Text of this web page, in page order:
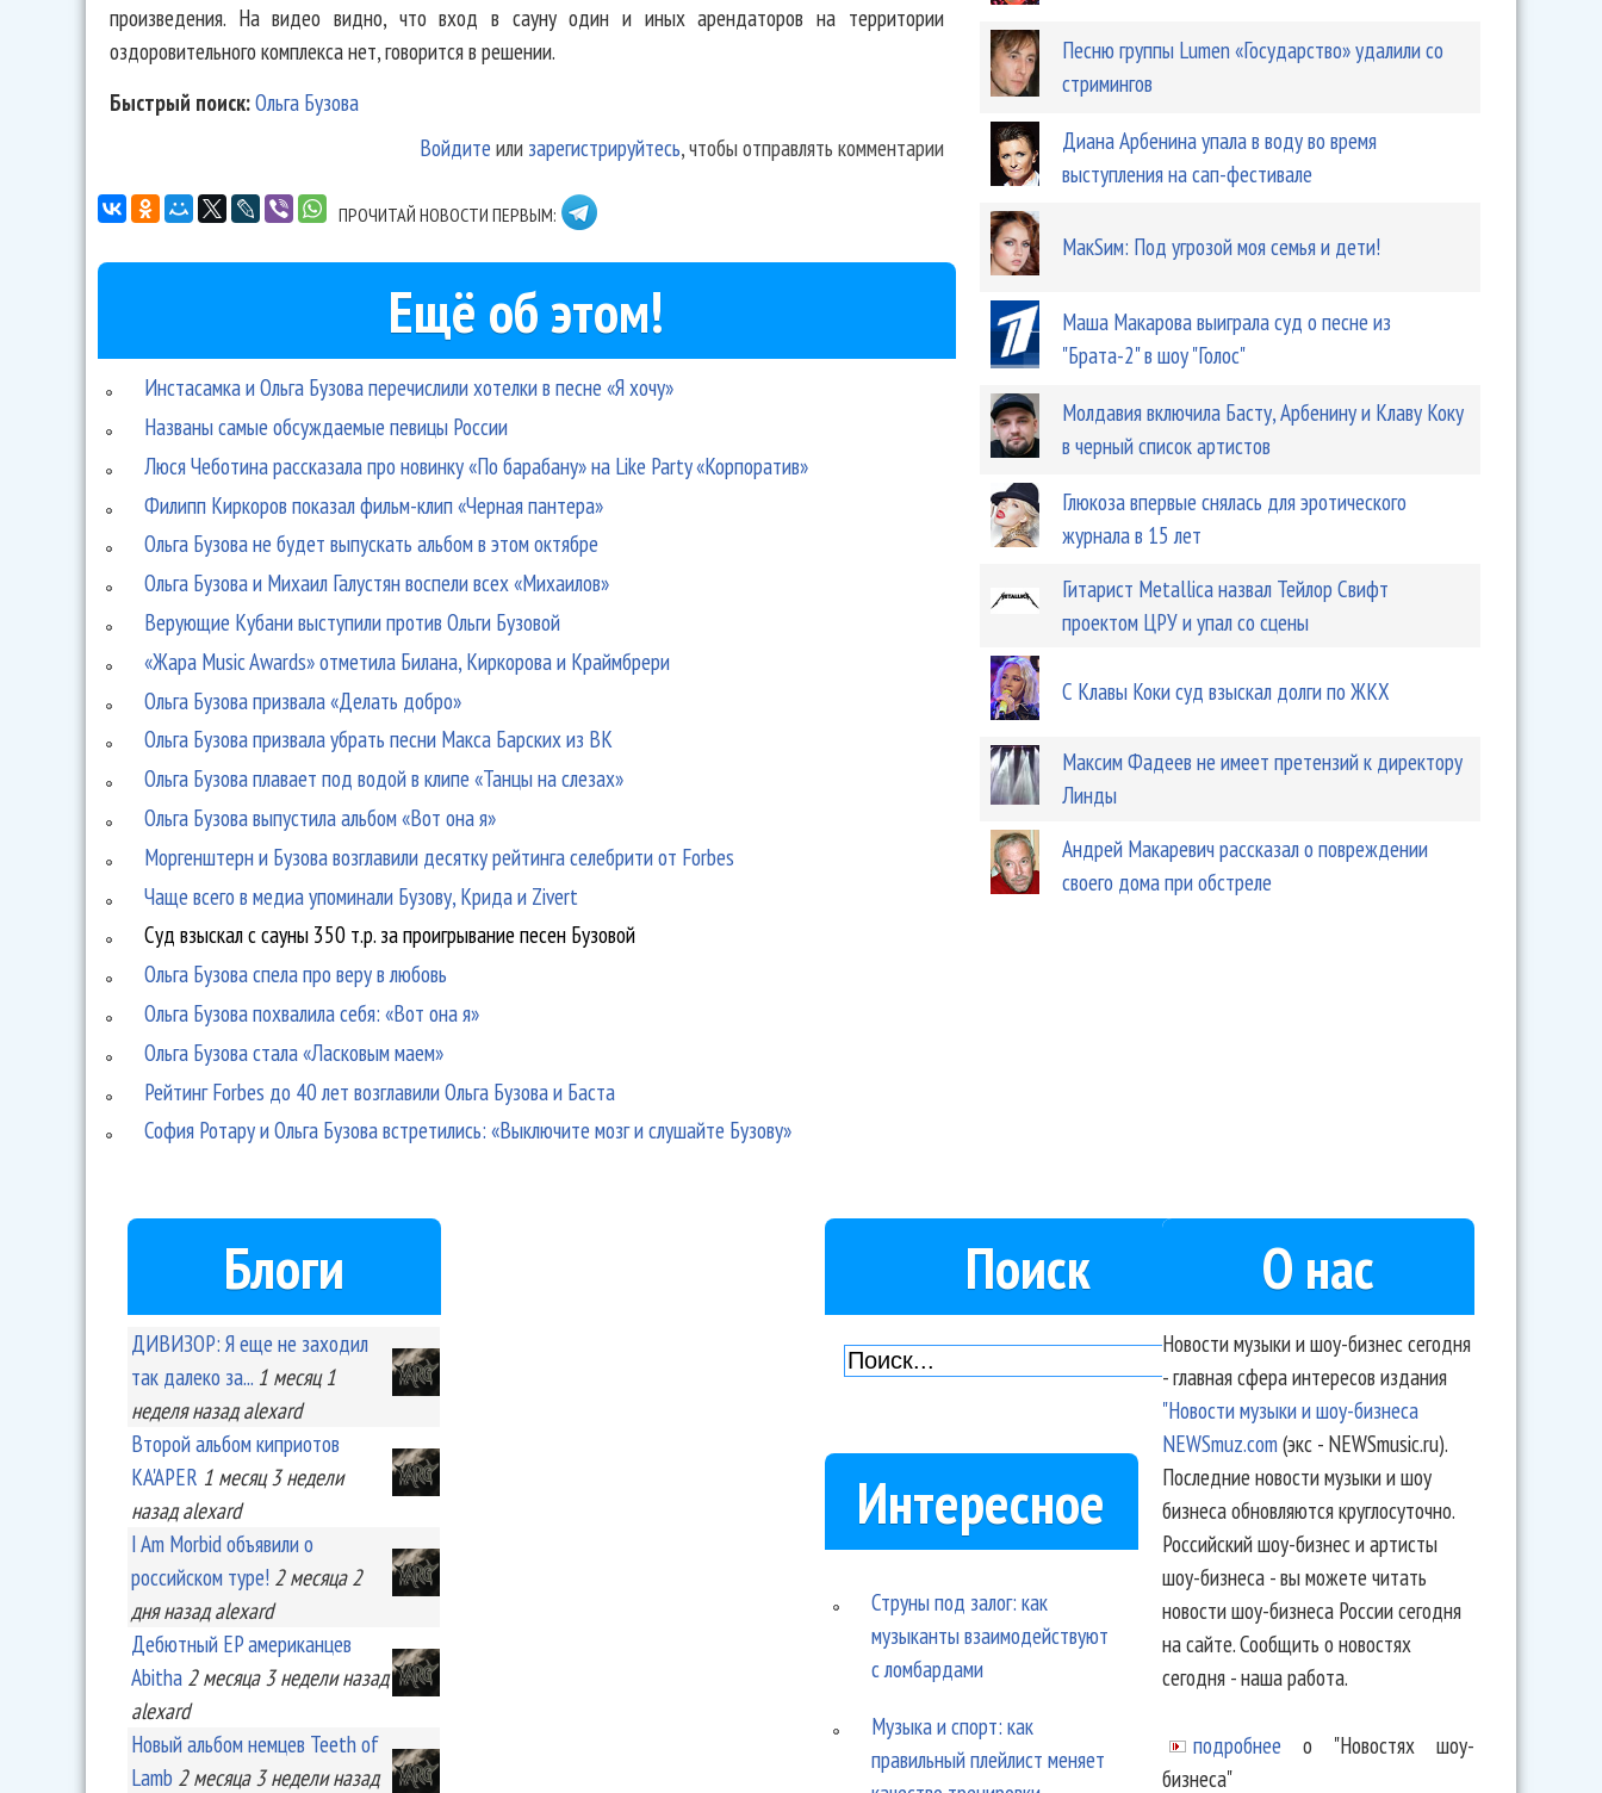
произведения. На видео видно, что вход в сауну один и иных арендаторов на территории
оздоровительного комплекса нет, говорится в решении.
Быстрый поиск:Ольга Бузова
Войдите или зарегистрируйтесь, чтобы отправлять комментарии
ПРОЧИТАЙ НОВОСТИ ПЕРВЫМ:
Ещё об этом!
Инстасамка и Ольга Бузова перечислили хотелки в песне «Я хочу»
Названы самые обсуждаемые певицы России
Люся Чеботина рассказала про новинку «По барабану» на Like Party «Корпоратив»
Филипп Киркоров показал фильм-клип «Черная пантера»
Ольга Бузова не будет выпускать альбом в этом октябре
Ольга Бузова и Михаил Галустян воспели всех «Михаилов»
Верующие Кубани выступили против Ольги Бузовой
«Жара Music Awards» отметила Билана, Киркорова и Краймбрери
Ольга Бузова призвала «Делать добро»
Ольга Бузова призвала убрать песни Макса Барских из ВК
Ольга Бузова плавает под водой в клипе «Танцы на слезах»
Ольга Бузова выпустила альбом «Вот она я»
Моргенштерн и Бузова возглавили десятку рейтинга селебрити от Forbes
Чаще всего в медиа упоминали Бузову, Крида и Zivert
Суд взыскал с сауны 350 т.р. за проигрывание песен Бузовой
Ольга Бузова спела про веру в любовь
Ольга Бузова похвалила себя: «Вот она я»
Ольга Бузова стала «Ласковым маем»
Рейтинг Forbes до 40 лет возглавили Ольга Бузова и Баста
София Ротару и Ольга Бузова встретились: «Выключите мозг и слушайте Бузову»
Песню группы Lumen «Государство» удалили со
стримингов
Диана Арбенина упала в воду во время
выступления на сап-фестивале
МакSим: Под угрозой моя семья и дети!
Маша Макарова выиграла суд о песне из
"Брата-2" в шоу "Голос"
Молдавия включила Басту, Арбенину и Клаву Коку
в черный список артистов
Глюкоза впервые снялась для эротического
журнала в 15 лет
Гитарист Metallica назвал Тейлор Свифт
проектом ЦРУ и упал со сцены
С Клавы Коки суд взыскал долги по ЖКХ
Максим Фадеев не имеет претензий к директору
Линды
Андрей Макаревич рассказал о повреждении
своего дома при обстреле
Блоги
ДИВИЗОР: Я еще не заходил
так далеко за... 1 месяц 1
неделяназад alexard
Второй альбом киприотов
KA'APER 1 месяц 3 недели
назад alexard
I Am Morbid объявили о
российском туре! 2 месяца 2
дняназад alexard
Дебютный EP американцев
Abitha 2 месяца 3 неделиназад
alexard
Новый альбом немцев Teeth of
Lamb 2 месяца 3 неделиназад
Поиск
Интересное
Струны под залог: как
музыканты взаимодействуют
с ломбардами
Музыка и спорт: как
правильный плейлист меняет
О нас
Новости музыки и шоу-бизнес сегодня
- главная сфера интересов издания
"Новости музыки и шоу-бизнеса
NEWSmuz.com(экс - NEWSmusic.ru).
Последние новости музыки и шоу
бизнеса обновляются круглосуточно.
Российский шоу-бизнес и артисты
шоу-бизнеса - вы можете читать
новости шоу-бизнеса России сегодня
на сайте. Сообщить о новостях
сегодня - наша работа.
подробнее о "Новостях шоу-
бизнеса"